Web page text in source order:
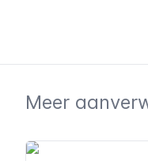
Meer